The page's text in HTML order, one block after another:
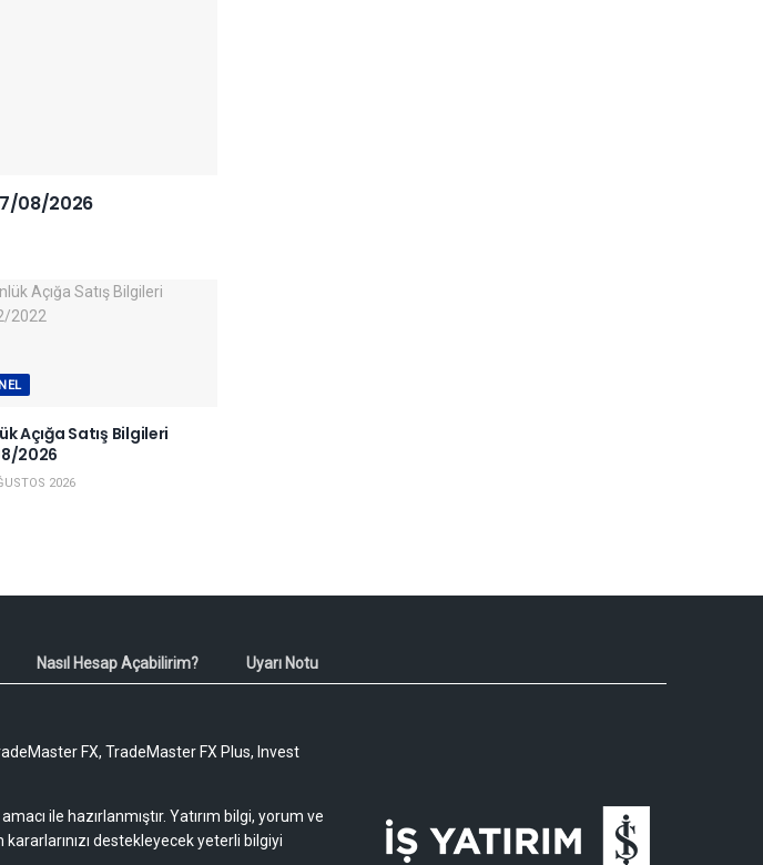
08/2026
Açığa Satış Bilgileri
2026
2026
Nasıl Hesap Açabilirim? Uyarı Notu
FX, TradeMaster FX Plus, Invest
ile hazırlanmıştır. Yatırım bilgi, yorum ve
kararlarınızı destekleyecek yeterli bilgiyi